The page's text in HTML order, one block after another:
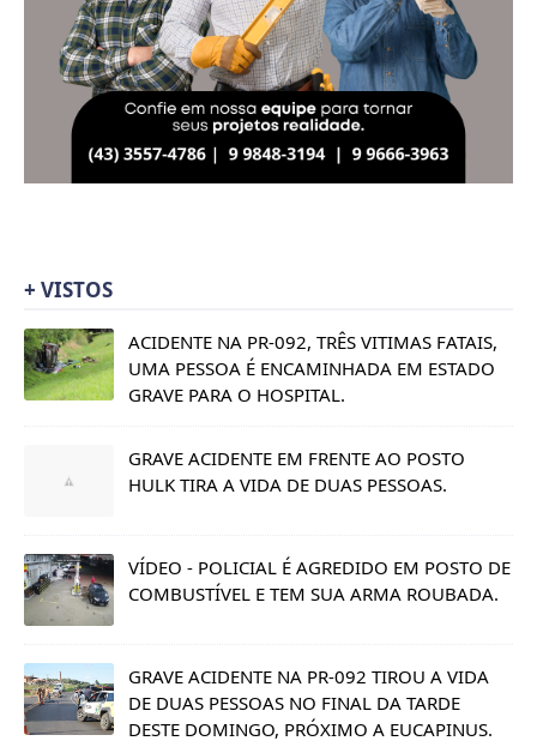
+ VISTOS
ACIDENTE NA PR-092, TRÊS VITIMAS FATAIS,
UMA PESSOA É ENCAMINHADA EM ESTADO
GRAVE PARA O HOSPITAL.
GRAVE ACIDENTE EM FRENTE AO POSTO
HULK TIRA A VIDA DE DUAS PESSOAS.
VÍDEO - POLICIAL É AGREDIDO EM POSTO DE
COMBUSTÍVEL E TEM SUA ARMA ROUBADA.
GRAVE ACIDENTE NA PR-092 TIROU A VIDA
DE DUAS PESSOAS NO FINAL DA TARDE
DESTE DOMINGO, PRÓXIMO A EUCAPINUS.